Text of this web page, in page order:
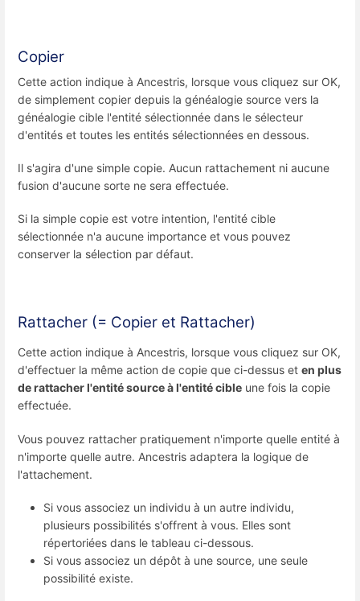
Copier
Cette action indique à Ancestris, lorsque vous cliquez sur OK,
de simplement copier depuis la généalogie source vers la
généalogie cible l'entité sélectionnée dans le sélecteur
d'entités et toutes les entités sélectionnées en dessous.
Il s'agira d'une simple copie. Aucun rattachement ni aucune
fusion d'aucune sorte ne sera effectuée.
Si la simple copie est votre intention, l'entité cible
sélectionnée n'a aucune importance et vous pouvez
conserver la sélection par défaut.
Rattacher (= Copier et Rattacher)
Cette action indique à Ancestris, lorsque vous cliquez sur OK,
d'effectuer la même action de copie que ci-dessus et en plus
de rattacher l'entité source à l'entité cible une fois la copie
effectuée.
Vous pouvez rattacher pratiquement n'importe quelle entité à
n'importe quelle autre. Ancestris adaptera la logique de
l'attachement.
Si vous associez un individu à un autre individu,
plusieurs possibilités s'offrent à vous. Elles sont
répertoriées dans le tableau ci-dessous.
Si vous associez un dépôt à une source, une seule
possibilité existe.